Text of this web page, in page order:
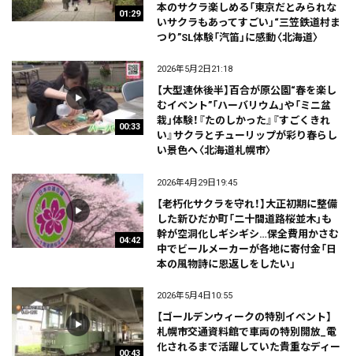
01:29
本のサクラ楽しめる「東京だとみられな
いサクラもあってすごい」“三笠鉄道村ま
つり”SL体験「汽笛」に感動〈北海道〉
00:33
2026年5月2日21:18
【大型連休後半】百合が原公園“春を楽し
むイベント”「ハーバリウム」や「ミニ盆
栽」体験！『たのしかった』『すごくきれ
い』サクラとチューリップが彩り春らし
い景色へ〈北海道札幌市〉
04:42
2026年4月29日19:45
【老朽化サクラを守れ！】大正初期に整備
した新ひだか町「二十間道路桜並木」も
幹が空洞化しギシギシ…保全費用かさむ
中でビールメーカーが各地に寄付金「日
本の風物詩に恩返しをしたい」
00:43
2026年5月4日10:55
【ゴールデンウィークの特別イベント】
札幌市交通資料館で車両の特別開放_電
化されるまで活躍していた貴重なディー